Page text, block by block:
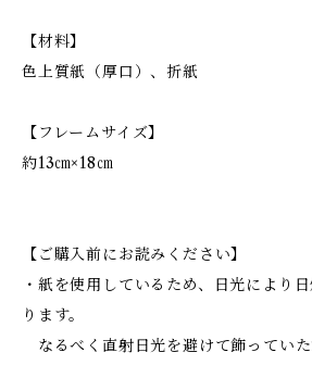
【材料】
色上質紙（厚口）、折紙
【フレームサイズ】
約13㎝×18㎝
【ご購入前にお読みください】
・紙を使用しているため、日光により
ります。
なるべく直射日光を避けて飾ってい